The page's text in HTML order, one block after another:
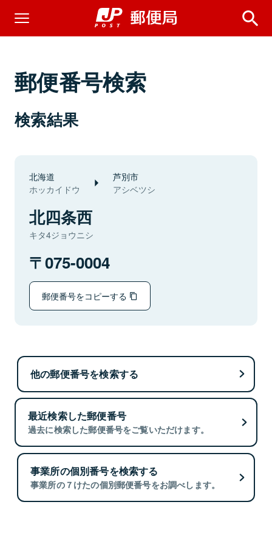
郵便番号検索
検索結果
北海道
ホッカイドウ
芦別市
アシベツシ
北四条西
キタ4ジョウニシ
075-0004
郵便番号をコピーする
他の郵便番号を検索する
最近検索した郵便番号
過去に検索した郵便番号をご覧いただけます。
事業所の個別番号を検索する
事業所の７けたの個別郵便番号をお調べします。